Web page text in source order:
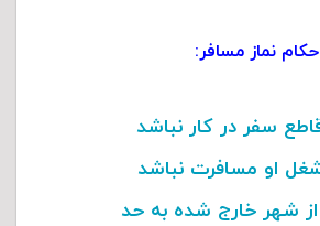
نماز مسافر:
سفر در کار نباشد
او مسافرت نباشد
شهر خارج شده به حد